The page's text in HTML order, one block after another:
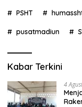
PSHT
pusatmadiun
Kabar Terkini
4